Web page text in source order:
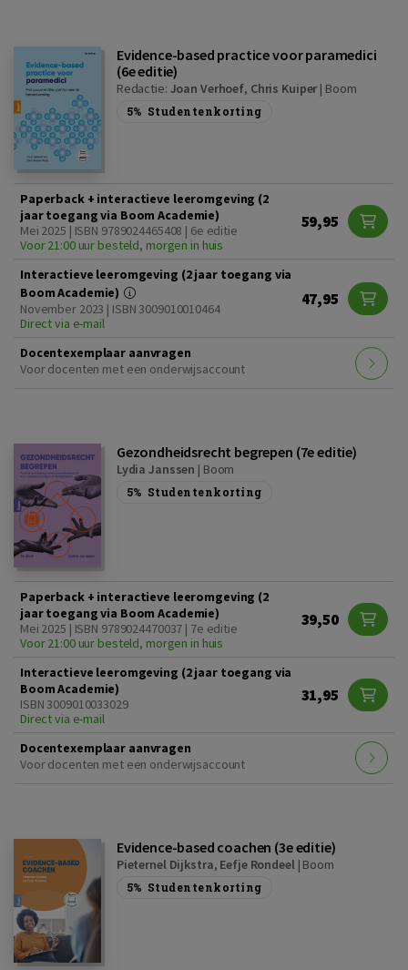
Evidence-based practice voor paramedici
(6e editie)
Redactie: Joan Verhoef, Chris Kuiper | Boom
5% Studentenkorting
Paperback + interactieve leeromgeving (2
jaar toegang via Boom Academie)
Mei 2025 | ISBN 9789024465408 | 6e editie
Voor 21:00 uur besteld, morgen in huis
59,95
Interactieve leeromgeving (2 jaar toegang via
Boom Academie)
November 2023 | ISBN 3009010010464
Direct via e-mail
47,95
Docentexemplaar aanvragen
Voor docenten met een onderwijsaccount
Gezondheidsrecht begrepen (7e editie)
Lydia Janssen | Boom
5% Studentenkorting
Paperback + interactieve leeromgeving (2
jaar toegang via Boom Academie)
Mei 2025 | ISBN 9789024470037 | 7e editie
Voor 21:00 uur besteld, morgen in huis
39,50
Interactieve leeromgeving (2 jaar toegang via
Boom Academie)
ISBN 3009010033029
Direct via e-mail
31,95
Docentexemplaar aanvragen
Voor docenten met een onderwijsaccount
Evidence-based coachen (3e editie)
Pieternel Dijkstra, Eefje Rondeel| Boom
5% Studentenkorting